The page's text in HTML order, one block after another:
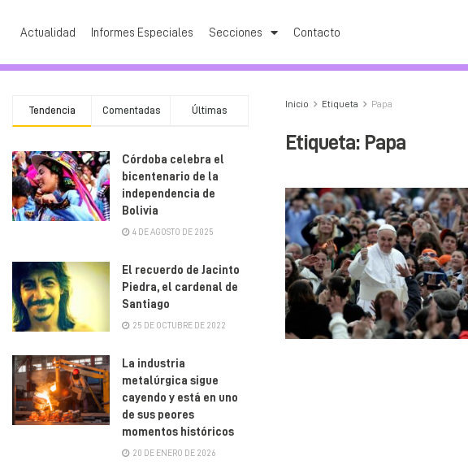
Actualidad Informes Especiales Secciones Contacto
Inicio Etiqueta Papa
Etiqueta: Papa
Tendencia Comentadas Últimas
Córdoba celebra el
bicentenario de la
independencia de
Bolivia
4 DE AGOSTO DE 2025
El recuerdo de Jacinto
Piedra, el cardenal de
Santiago
25 DE OCTUBRE DE 2022
La industria
metalúrgica sigue
cayendo y está en uno
de sus peores
momentos históricos
20 DE ENERO DE 2026